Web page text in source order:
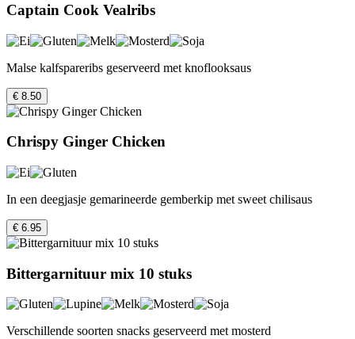
Captain Cook Vealribs
Malse kalfspareribs geserveerd met knoflooksaus
€ 8.50
Chrispy Ginger Chicken
In een deegjasje gemarineerde gemberkip met sweet chilisaus
€ 6.95
Bittergarnituur mix 10 stuks
Verschillende soorten snacks geserveerd met mosterd